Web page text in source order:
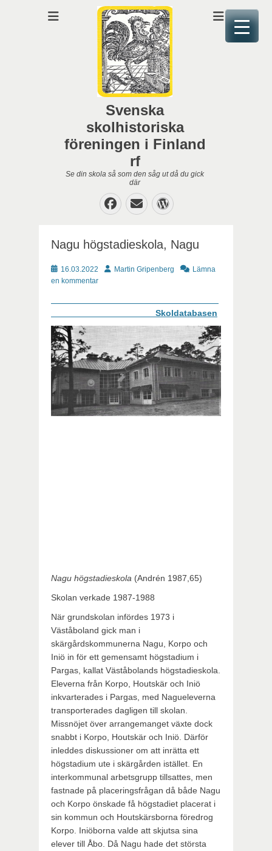
Svenska
skolhistoriska
föreningen i Finland
rf
Se din skola så som den såg ut då du gick
där
Facebook
E-
post
WordPress
Nagu högstadieskola, Nagu
Publicerat
16.03.2022 Författare
Martin Gripenberg
Lämna
en kommentar
Skoldatabasen
Nagu högstadieskola (Andrén 1987,65)
Skolan verkade 1987-1988
När grundskolan infördes 1973 i
Väståboland gick man i
skärgårdskommunerna Nagu, Korpo och
Iniö in för ett gemensamt högstadium i
Pargas, kallat Väståbolands högstadieskola.
Eleverna från Korpo, Houtskär och Iniö
inkvarterades i Pargas, med Nagueleverna
transporterades dagligen till skolan.
Missnöjet över arrangemanget växte dock
snabbt i Korpo, Houtskär och Iniö. Därför
inleddes diskussioner om att inrätta ett
högstadium ute i skärgården istället. En
interkommunal arbetsgrupp tillsattes, men
fastnade på placeringsfrågan då både Nagu
och Korpo önskade få högstadiet placerat i
sin kommun och Houtskärsborna föredrog
Korpo. Iniöborna valde att skjutsa sina
elever till Åbo. Då Nagu hade det största